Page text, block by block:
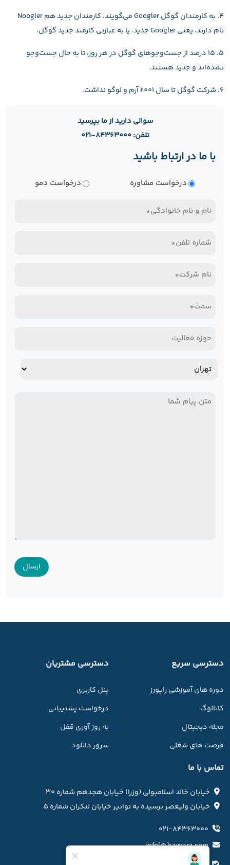
۴. به کارمندان گوگل Googler می‌گویند. کارمندان جدید هم Noogler
نام دارند، یعنی Googler جدید، یا به عبارتی کارمند جدید گوگل.
۵. ۱۵ درصد از جست‌وجوهای گوگل در هر روز، تا به حال جست‌وجو
نشده‌اند و جدید هستند.
۶. شرکت گوگل تا سال ۲۰۰۱ آرم و لوگو نداشت.
سوالی دارید از ما بپرسید
تلفن: ۸۴۳۶۳۰۰۰-۰۲۱
با ما در ارتباط باشید
درخواست مشاوره درخواست دمو
نام
نام
(Required)
تلفن
(Required)نام
(Required)سمت*
حوزه
آدرس
پیام
دسترسی سریع
دوره های آموزشی رایورز
کاتالوگ
مجله دیجیتال
فرصت های شغلی
دسترسی مشتریان
پنل کاربری
درخواست پشتیبانی
به روز آوری قفل
سرور دانلود
تماس با ما
خیابان خالد اسلامبولی (وزرا) خیابان هجدهم شماره ۳۰
خیابان ولیعصر نرسیده به توانیر خیابان لنکران شماره ۵
۰۲۱−۸۴۳۶۳۰۰۰
info[@]rayvarz.com